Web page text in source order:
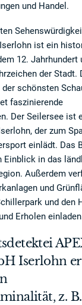
und Handel.
ist ein
12. Jahrhundert
der Stadt.
schönsten
faszinierende
Der Seilersee ist
der zum
einlädt. Das
Einblick in das
Außerdem
und
und den
Erholen
Iserlohn
z.